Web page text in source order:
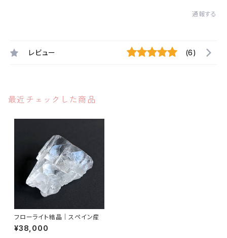
通報する
レビュー (6)
最近チェックした商品
フローライト結晶｜スペイン産
¥38,000